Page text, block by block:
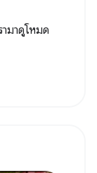
มาดูโหมด